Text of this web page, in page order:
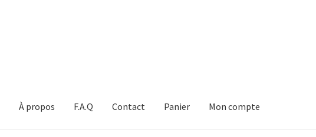
À propos F.A.Q Contact Panier Mon compte